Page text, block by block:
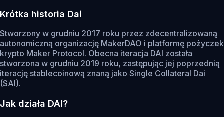
Krótka historia Dai
Stworzony w grudniu 2017 roku przez zdecentralizowaną
autonomiczną organizację MakerDAO i platformę pożyczek
krypto Maker Protocol. Obecna iteracja DAI została
stworzona w grudniu 2019 roku, zastępując jej poprzednią
iterację stablecoinową znaną jako Single Collateral Dai
(SAI).
Jak działa DAI?